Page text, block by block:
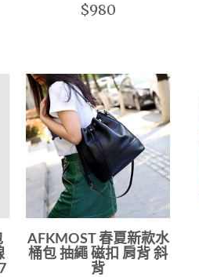
$980
AFKMOST 春夏新款水
桶包 抽繩 磁扣 肩背 斜
背